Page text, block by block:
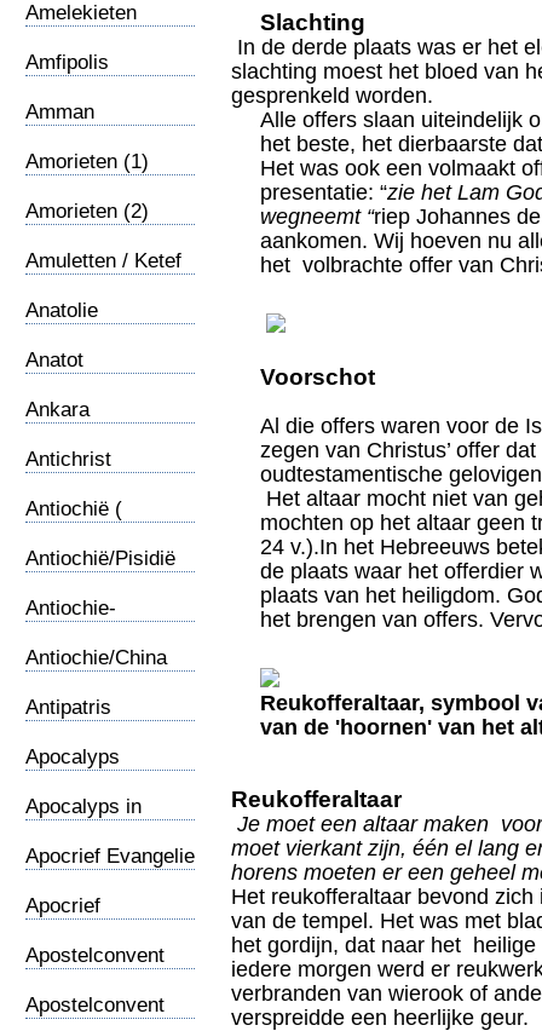
Amelekieten
Amfipolis
Amman
Amorieten (1)
Amorieten (2)
Amuletten / Ketef
Anatolie
Anatot
Ankara
Antichrist
Antiochië (
Antiochië/Pisidië
Antiochie-
Antiochie/China
Antipatris
Apocalyps
Apocalyps in
Apocrief Evangelie
Apocrief
Apostelconvent
Apostelconvent
Slachting
In de derde plaats was er het
slachting moest het bloed van
gesprenkeld worden.
Alle offers slaan uiteindelijk
het beste, het dierbaarste
Het was ook een volmaakt
presentatie: “zie het Lam
wegneemt “riep Johannes
aankomen. Wij hoeven nu
het volbrachte offer van
Voorschot
Al die offers waren voor de
zegen van Christus’ offer
oudtestamentische
Het altaar mocht niet van
mochten op het altaar geen
24 v.).In het Hebreeuws
de plaats waar het offerdier
plaats van het heiligdom.
het brengen van offers.
Reukofferaltaar, symbool
van de 'hoornen' van het
Reukofferaltaar
Je moet een altaar maken
moet vierkant zijn, één el lang
horens moeten er een geheel
Het reukofferaltaar bevond
van de tempel. Het was met
het gordijn, dat naar het
iedere morgen werd er
verbranden van wierook of
verspreidde een heerlijke geur.